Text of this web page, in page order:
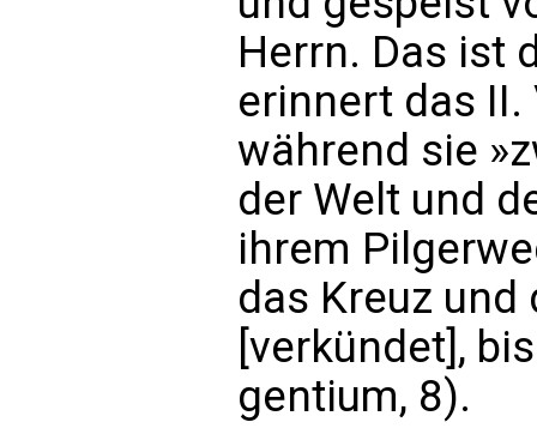
Herrn. Das ist
erinnert das
während sie
der Welt und
ihrem
das Kreuz und
[verkündet],
gentium, 8).